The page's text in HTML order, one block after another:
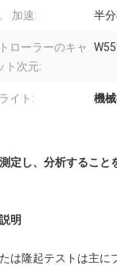
加速: 半
ローラーのキャ
ト次元:
イト: 機
定し、分析すること
明
は隆起テストは主に